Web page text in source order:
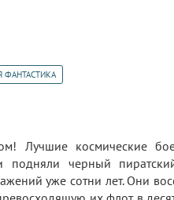
ФАНТАСТИКА
Лучшие космические
подняли черный
уже сотни лет. Они